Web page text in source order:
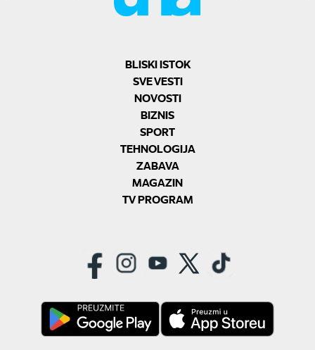
BLISKI ISTOK
SVE VESTI
NOVOSTI
BIZNIS
SPORT
TEHNOLOGIJA
ZABAVA
MAGAZIN
TV PROGRAM